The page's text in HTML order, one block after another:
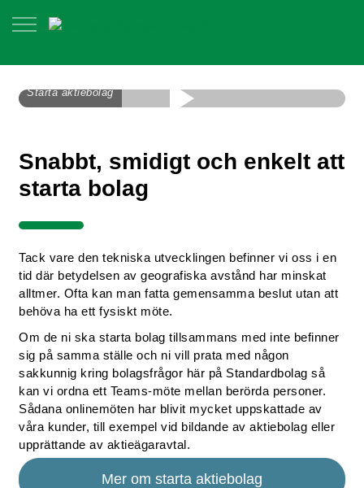
Starta aktiebolag
Snabbt, smidigt och enkelt att
starta bolag
Tack vare den tekniska utvecklingen befinner vi oss i en
tid där betydelsen av geografiska avstånd har minskat
alltmer. Ofta kan man fatta gemensamma beslut utan att
behöva ha ett fysiskt möte.
Om de ni ska starta bolag tillsammans med inte befinner
sig på samma ställe och ni vill prata med någon
sakkunnig kring bolagsfrågor här på Standardbolag så
kan vi ordna ett Teams-möte mellan berörda personer.
Sådana onlinemöten har blivit mycket uppskattade av
våra kunder, till exempel vid bildande av aktiebolag eller
upprättande av aktieägaravtal.
Mer om starta aktiebolag